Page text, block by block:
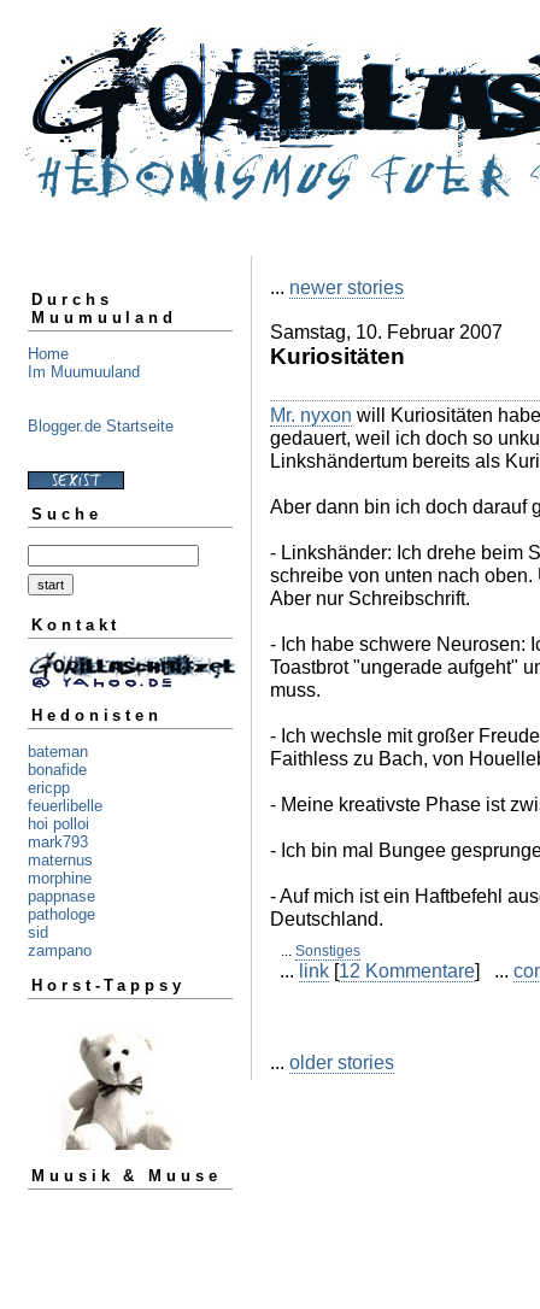
Durchs
Muumuuland
Home
Im Muumuuland
Blogger.de Startseite
Suche
Kontakt
Hedonisten
bateman
bonafide
ericpp
feuerlibelle
hoi polloi
mark793
maternus
morphine
pappnase
pathologe
sid
zampano
Horst-Tappsy
Muusik & Muuse
... newer stories
Samstag, 10. Februar 2007
Kuriositäten
Mr. nyxon will Kuriositäten
gedauert, weil ich doch so
Linkshändertum bereits als
Aber dann bin ich doch darauf
- Linkshänder: Ich drehe beim
schreibe von unten nach
Aber nur Schreibschrift.
- Ich habe schwere Neurosen:
Toastbrot "ungerade aufgeht"
muss.
- Ich wechsle mit großer
Faithless zu Bach, von
- Meine kreativste Phase ist
- Ich bin mal Bungee
- Auf mich ist ein Haftbefehl
Deutschland.
... Sonstiges
... link [12 Kommentare] ...
... older stories